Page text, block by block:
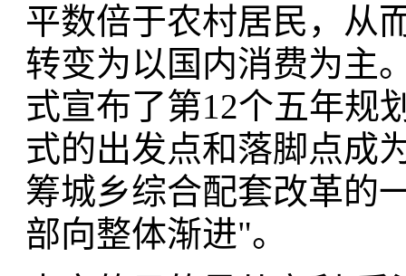
平数倍于农村居民，从
转变为以国内消费为主
式宣布了第12个五年规
式的出发点和落脚点成
筹城乡综合配套改革的
部向整体渐进"。